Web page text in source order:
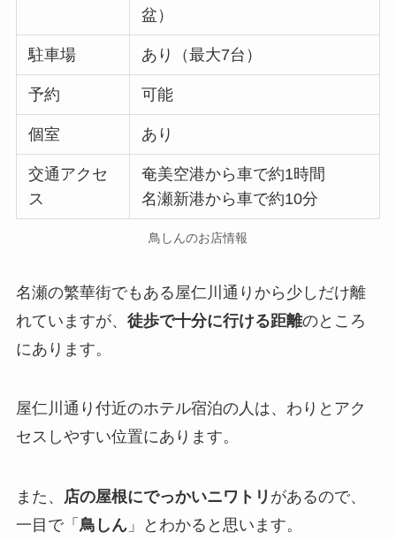
盆）
駐車場 あり（最大7台）
予約 可能
個室 あり
交通アクセ
ス
奄美空港から車で約1時間
名瀬新港から車で約10分
鳥しんのお店情報
名瀬の繁華街でもある屋仁川通りから少しだけ離
れていますが、 徒歩で十分に行ける距離のところ
にあります。
屋仁川通り付近のホテル宿泊の人は、わりとアク
セスしやすい位置にあります。
また、 店の屋根にでっかいニワトリ があるので、
一目で「 鳥しん」とわかると思います。